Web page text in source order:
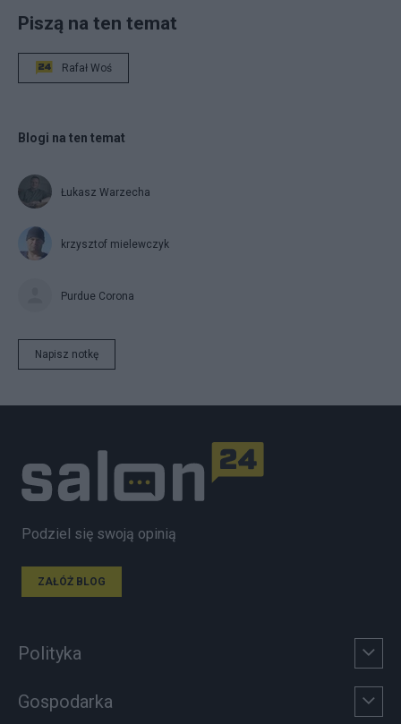
Piszą na ten temat
Rafał Woś
Blogi na ten temat
Łukasz Warzecha
krzysztof mielewczyk
Purdue Corona
Napisz notkę
Podziel się swoją opinią
ZAŁÓŻ BLOG
Polityka
Gospodarka